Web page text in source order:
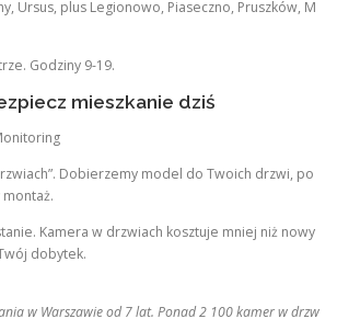
Ursus, plus Legionowo, Piaseczno, Pruszków, M
Godziny 9-19.
mieszkanie dziś
Dobierzemy model do Twoich drzwi, po
Kamera w drzwiach kosztuje mniej niż nowy
dobytek.
w Warszawie od 7 lat. Ponad 2 100 kamer w drzw